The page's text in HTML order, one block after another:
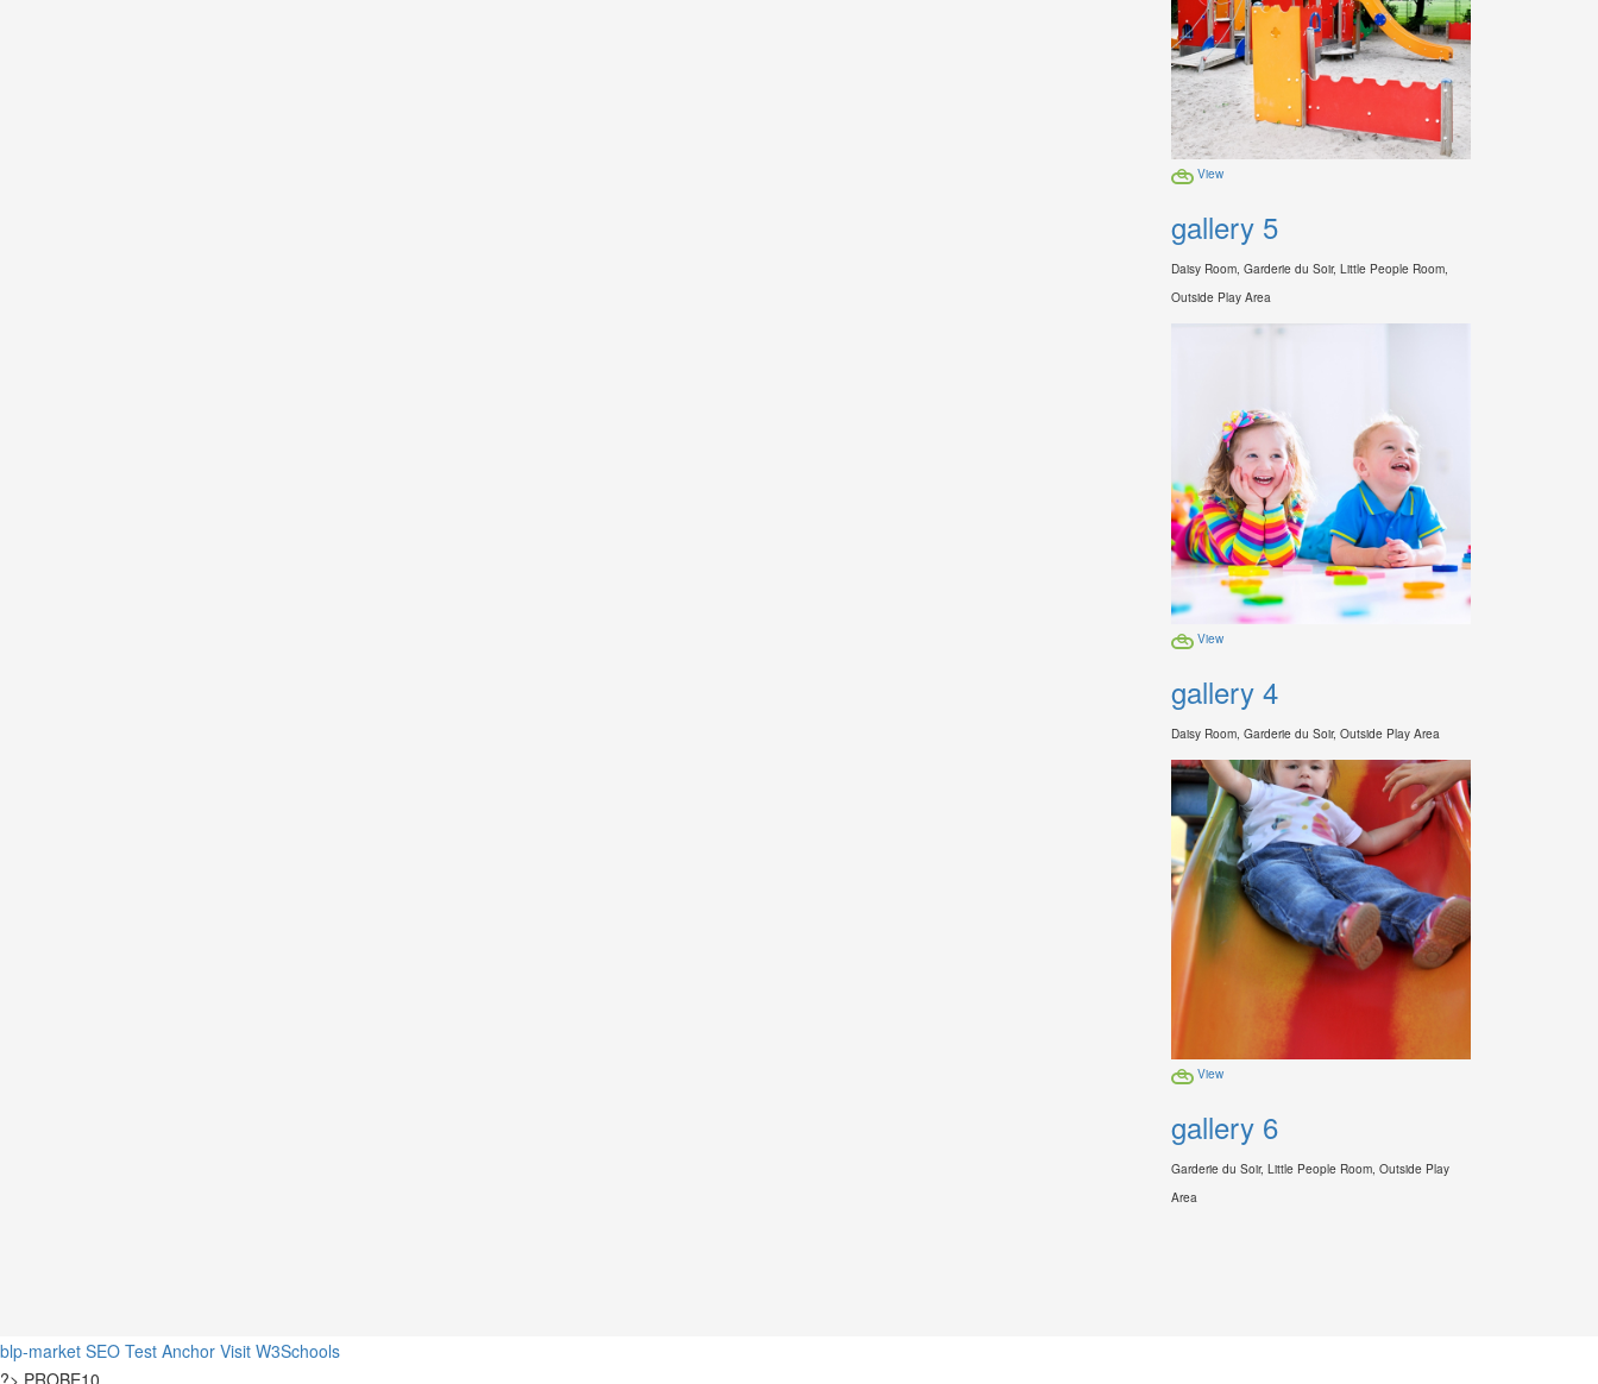
View
gallery 5
Daisy Room, Garderie du Soir, Little People Room,
Outside Play Area
View
gallery 4
Daisy Room, Garderie du Soir, Outside Play Area
View
gallery 6
Garderie du Soir, Little People Room, Outside Play
Area
blp-market SEO Test Anchor Visit W3Schools
?>